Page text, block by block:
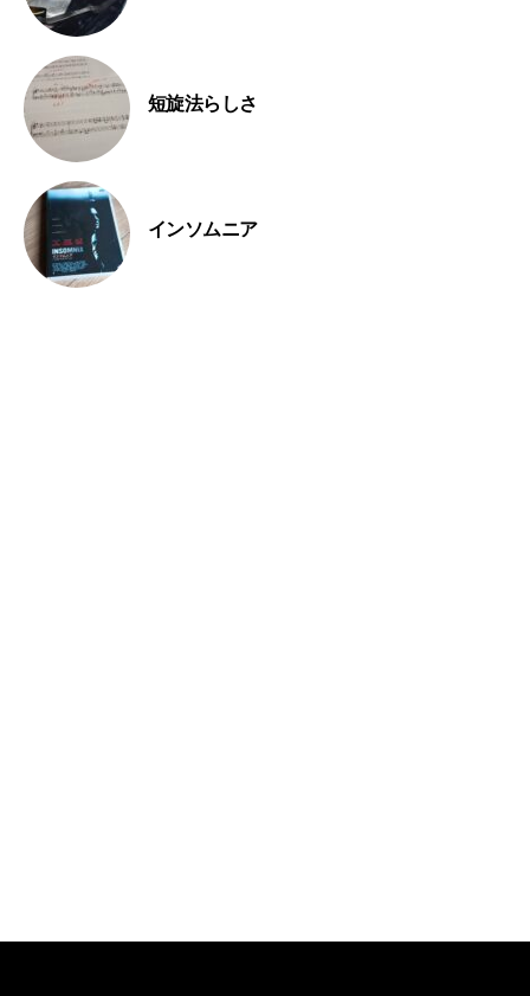
短旋法らしさ
インソムニア